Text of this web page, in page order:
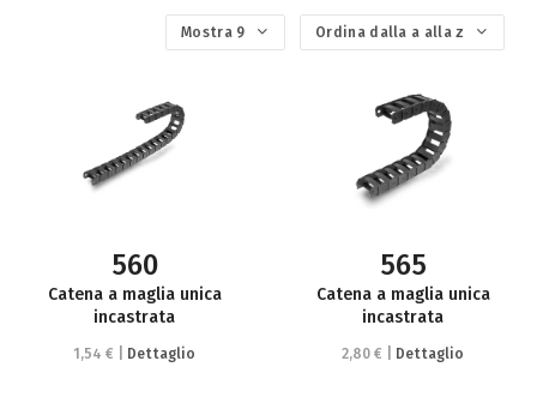
Mostra 9 Ordina dalla a alla z
560
Catena a maglia unica
incastrata
1,54 € | Dettaglio
565
Catena a maglia unica
incastrata
2,80 € | Dettaglio